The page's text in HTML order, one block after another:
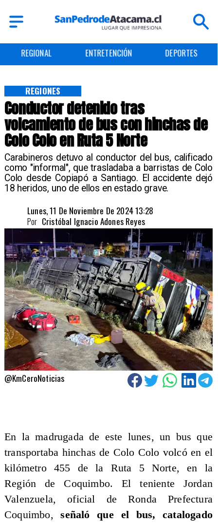
REGIONAL ENTRETENCIÓN DEPORTES
Conductor detenido tras
volcamiento de bus con hinchas de
Colo Colo en Ruta 5 Norte
Carabineros detuvo al conductor del bus, calificado
como "informal", que trasladaba a barristas de Colo
Colo desde Copiapó a Santiago. El accidente dejó
18 heridos, uno de ellos en estado grave.
REGIONES
Lunes, 11 De Noviembre De 2024 13:28
Cristóbal Ignacio Adones Reyes
Por
@KmCeroNoticias
En la madrugada de este lunes, un bus que
transportaba hinchas de Colo Colo volcó en el
kilómetro 455 de la Ruta 5 Norte, en la
Región de Coquimbo. El teniente Jordan
Valenzuela, oficial de Ronda Prefectura
Coquimbo,señaló que el bus, catalogado